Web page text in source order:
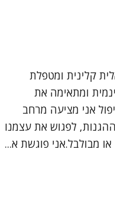
קלינית ומטפלת
ומתאימה את
אני מציעה מרחב
לפגוש את עצמנו
מבולבל.אני פוגשת א...